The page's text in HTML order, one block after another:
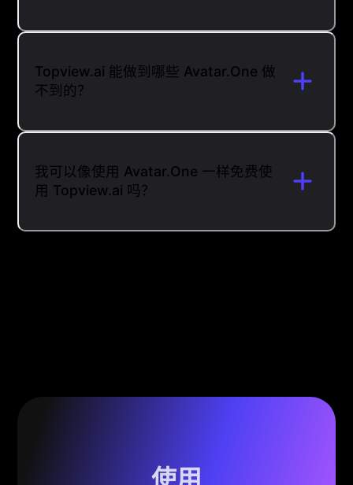
Topview.ai 能做到哪些 Avatar.One 做
不到的？
我可以像使用 Avatar.One 一样免费使
用 Topview.ai 吗？